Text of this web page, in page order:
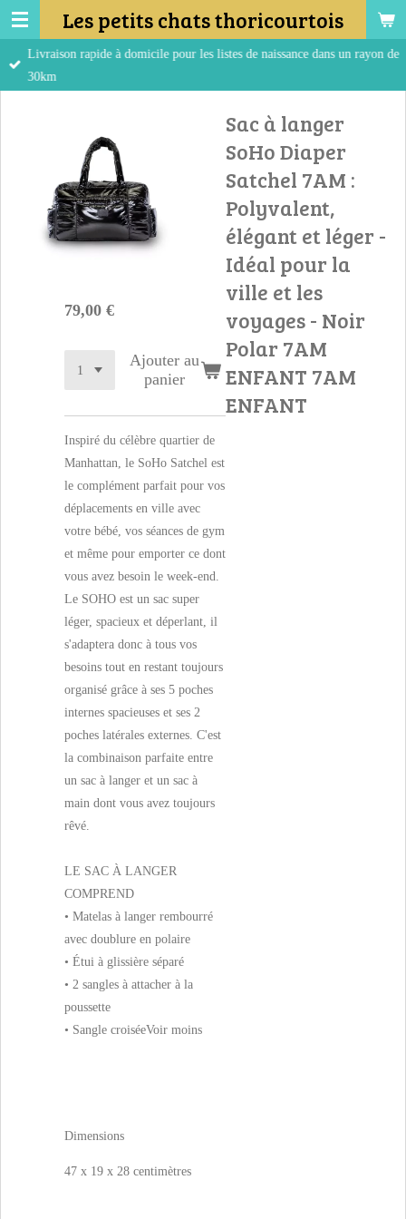
Passer
au
contenu
Les petits chats thoricourtois
Livraison rapide à domicile pour les listes de naissance dans un rayon de
30km
Sac à langer
SoHo Diaper
Satchel 7AM :
Polyvalent,
élégant et léger -
Idéal pour la
ville et les
voyages - Noir
Polar 7AM
ENFANT 7AM
ENFANT
79,00 €
Ajouter au
panier
Inspiré du célèbre quartier de
Manhattan, le SoHo Satchel est
le complément parfait pour vos
déplacements en ville avec
votre bébé, vos séances de gym
et même pour emporter ce dont
vous avez besoin le week-end.
Le SOHO est un sac super
léger, spacieux et déperlant, il
s'adaptera donc à tous vos
besoins tout en restant toujours
organisé grâce à ses 5 poches
internes spacieuses et ses 2
poches latérales externes. C'est
la combinaison parfaite entre
un sac à langer et un sac à
main dont vous avez toujours
rêvé.
LE SAC À LANGER
COMPREND
• Matelas à langer rembourré
avec doublure en polaire
• Étui à glissière séparé
• 2 sangles à attacher à la
poussette
• Sangle croiséeVoir moins
Dimensions
47 x 19 x 28 centimètres